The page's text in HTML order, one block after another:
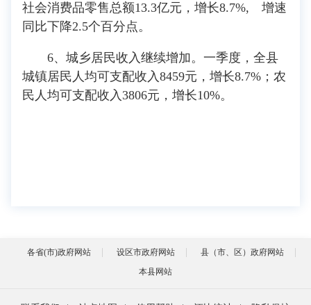
社会消费品零售总额13.3亿元，增长8.7%, 增速
同比下降2.5个百分点。
6、城乡居民收入继续增加。一季度，全县
城镇居民人均可支配收入8459元，增长8.7%；农
民人均可支配收入3806元，增长10%。
各省(市)政府网站 设区市政府网站
县（市、区）政府网站
本县网站